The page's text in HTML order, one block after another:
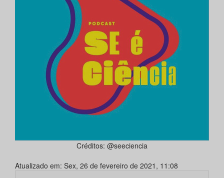
Créditos: @seeciencia
Atualizado em: Sex, 26 de fevereiro de 2021, 11:08